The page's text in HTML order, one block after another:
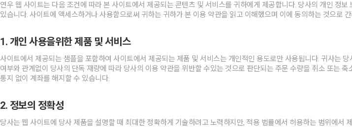
연우 웹 사이트는 다음 조건에 따라 본 사이트에서 제공되는 콘텐츠 및 서비스를 귀하에게 제공합니다. 당사의 개인 정
있습니다. 사이트에 액세스하거나 사용함으로써 귀하는 귀하가 본 이용 약관을 읽고 이해했으며 이에 동의하는 것으로
1. 개인 사용을위한 제품 및 서비스
사이트에서 제공되는 샘플을 포함하여 사이트에서 제공되는 제품 및 서비스는 개인적인 용도로만 사용됩니다. 귀사는
여부와 관계없이 당사의 단독 재량에 따라 당사의 이용 약관을 위반할 수있는 것으로 판단되는 주문 수량을 취소 또는
통지 없이 계좌를 해지할 수 있습니다.
2. 정보의 정확성
당사는 웹 사이트에 당사 제품을 설명할 때 최대한 정확하게 기술하려고 노력하지만, 적용 법률에서 허용하는 범위에